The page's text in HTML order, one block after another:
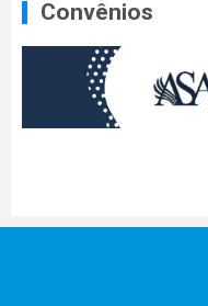
Convênios